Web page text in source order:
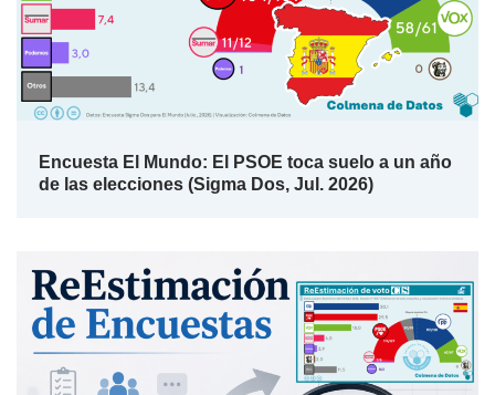
Encuesta El Mundo: El PSOE toca suelo a un año
de las elecciones (Sigma Dos, Jul. 2026)